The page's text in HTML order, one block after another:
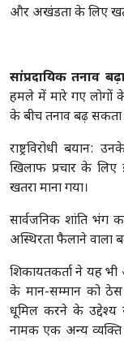
और अखंडता के लिए
सांप्रदायिक तनाव
हमले में मारे गए लोगों
के बीच तनाव बढ़ सकता
राष्ट्रविरोधी बयान:
खिलाफ प्रचार के लिए
खतरा माना गया।
सार्वजनिक शांति
अस्थिरता फैलाने वाला
शिकायतकर्ता ने यह
के मान-सम्मान को ठेस
धूमिल करने के उद्देश्य
नामक एक अन्य व्यक्ति